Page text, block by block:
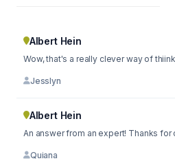
Albert Hein
Wow, that's a really clever way of
Jesslyn
Albert Hein
An answer from an expert! Thanks for
Quiana